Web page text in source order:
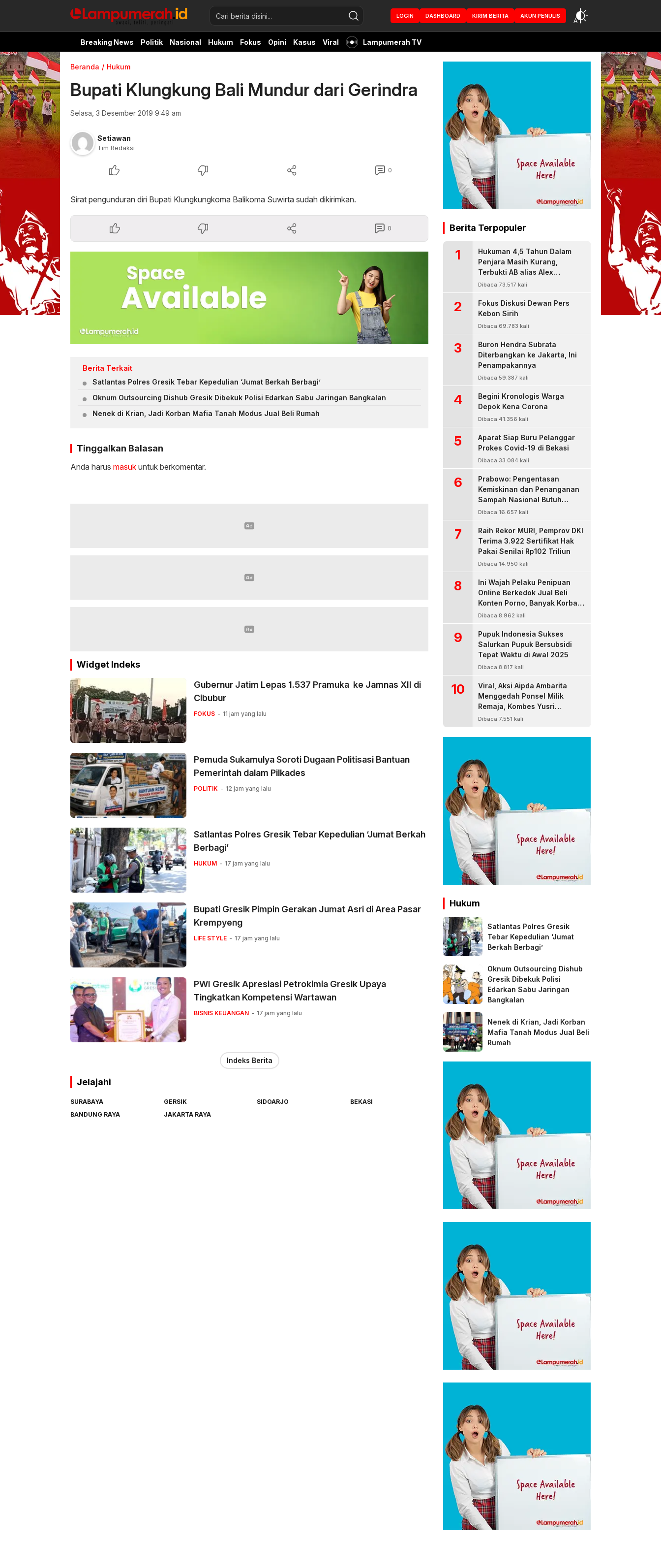
LOGIN DASHBOARD KIRIM BERITA AKUN PENULIS
Breaking News Politik Nasional Hukum Fokus Opini Kasus Viral Lampumerah TV
Beranda Hukum
Bupati Klungkung Bali Mundur dari Gerindra
Selasa, 3 Desember 2019 9:49 am
Setiawan
Tim Redaksi
0
Sirat pengunduran diri Bupati Klungkungkoma Balikoma Suwirta sudah dikirimkan.
0
Berita Terkait
Satlantas Polres Gresik Tebar Kepedulian ‘Jumat Berkah Berbagi’
Oknum Outsourcing Dishub Gresik Dibekuk Polisi Edarkan Sabu Jaringan Bangkalan
Nenek di Krian, Jadi Korban Mafia Tanah Modus Jual Beli Rumah
Tinggalkan Balasan
Anda harus masuk untuk berkomentar.
Widget Indeks
Gubernur Jatim Lepas 1.537 Pramuka ke Jamnas XII di
Cibubur
FOKUS 11 jam yang lalu
Pemuda Sukamulya Soroti Dugaan Politisasi Bantuan
Pemerintah dalam Pilkades
POLITIK 12 jam yang lalu
Satlantas Polres Gresik Tebar Kepedulian ‘Jumat Berkah
Berbagi’
HUKUM 17 jam yang lalu
Bupati Gresik Pimpin Gerakan Jumat Asri di Area Pasar
Krempyeng
LIFE STYLE 17 jam yang lalu
PWI Gresik Apresiasi Petrokimia Gresik Upaya
Tingkatkan Kompetensi Wartawan
BISNIS KEUANGAN 17 jam yang lalu
Indeks Berita
Jelajahi
SURABAYA GERSIK SIDOARJO
BEKASI
BANDUNG RAYA
JAKARTA RAYA
Berita Terpopuler
1
Hukuman 4,5 Tahun Dalam
Penjara Masih Kurang,
Terbukti AB alias Alex
Residivis Narkoba Kembali
Dibaca 73.517 kali
2
Fokus Diskusi Dewan Pers
Kebon Sirih
Dibaca 69.783 kali
3
Buron Hendra Subrata
Diterbangkan ke Jakarta, Ini
Penampakannya
Dibaca 59.387 kali
4
Begini Kronologis Warga
Depok Kena Corona
Dibaca 41.356 kali
5
Aparat Siap Buru Pelanggar
Prokes Covid-19 di Bekasi
Dibaca 33.084 kali
6
Prabowo: Pengentasan
Kemiskinan dan Penanganan
Sampah Nasional Butuh
Persatuan dan Kepemimpinan
Dibaca 16.657 kali
7
Raih Rekor MURI, Pemprov DKI
Terima 3.922 Sertifikat Hak
Pakai Senilai Rp102 Triliun
Dibaca 14.950 kali
8
Ini Wajah Pelaku Penipuan
Online Berkedok Jual Beli
Konten Porno, Banyak Korban
Rugi Jutaan Rupiah
Dibaca 8.962 kali
9
Pupuk Indonesia Sukses
Salurkan Pupuk Bersubsidi
Tepat Waktu di Awal 2025
Dibaca 8.817 kali
10
Viral, Aksi Aipda Ambarita
Menggedah Ponsel Milik
Remaja, Kombes Yusri
Bereaksi
Dibaca 7.551 kali
Hukum
Satlantas Polres Gresik
Tebar Kepedulian ‘Jumat
Berkah Berbagi’
Oknum Outsourcing Dishub
Gresik Dibekuk Polisi
Edarkan Sabu Jaringan
Bangkalan
Nenek di Krian, Jadi Korban
Mafia Tanah Modus Jual Beli
Rumah